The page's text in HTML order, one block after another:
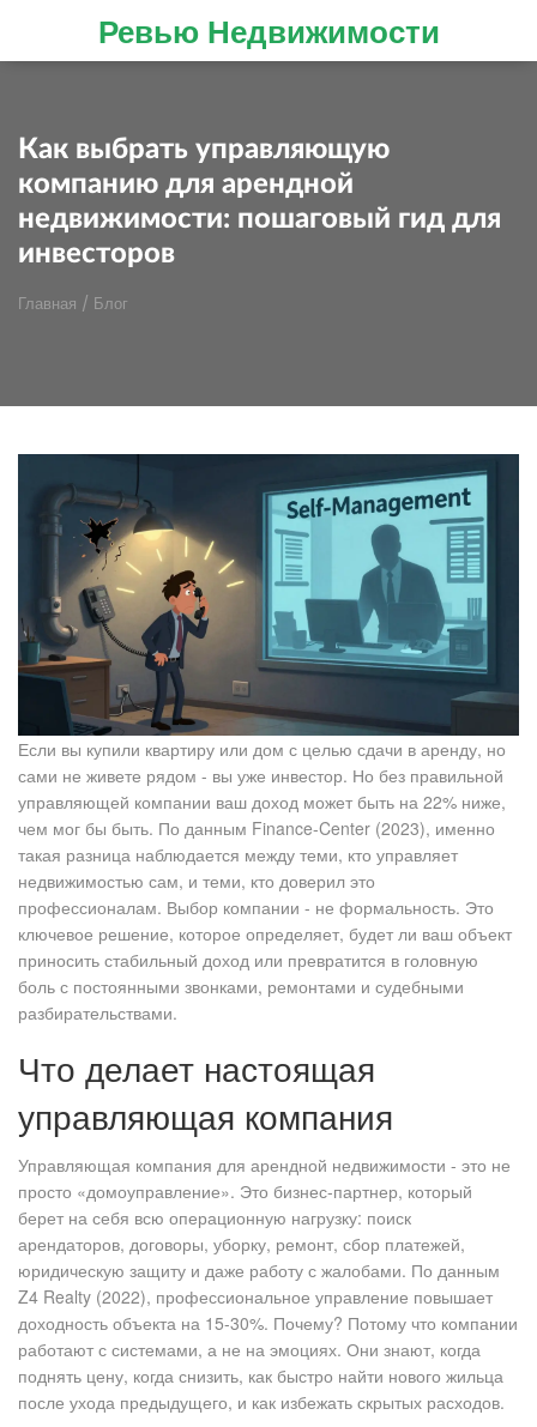
Ревью Недвижимости
Как выбрать управляющую
компанию для арендной
недвижимости: пошаговый гид для
инвесторов
Главная / Блог
Если вы купили квартиру или дом с целью сдачи в аренду, но
сами не живете рядом - вы уже инвестор. Но без правильной
управляющей компании ваш доход может быть на 22% ниже,
чем мог бы быть. По данным Finance-Center (2023), именно
такая разница наблюдается между теми, кто управляет
недвижимостью сам, и теми, кто доверил это
профессионалам. Выбор компании - не формальность. Это
ключевое решение, которое определяет, будет ли ваш объект
приносить стабильный доход или превратится в головную
боль с постоянными звонками, ремонтами и судебными
разбирательствами.
Что делает настоящая
управляющая компания
Управляющая компания для арендной недвижимости - это не
просто «домоуправление». Это бизнес-партнер, который
берет на себя всю операционную нагрузку: поиск
арендаторов, договоры, уборку, ремонт, сбор платежей,
юридическую защиту и даже работу с жалобами. По данным
Z4 Realty (2022), профессиональное управление повышает
доходность объекта на 15-30%. Почему? Потому что компании
работают с системами, а не на эмоциях. Они знают, когда
поднять цену, когда снизить, как быстро найти нового жильца
после ухода предыдущего, и как избежать скрытых расходов.